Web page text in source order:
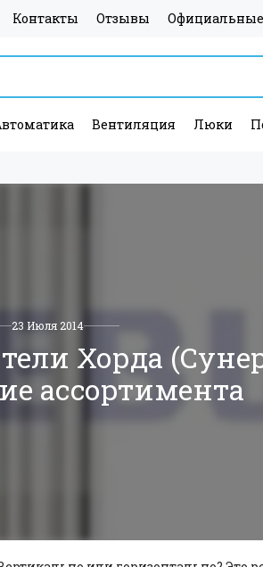
Контакты Отзывы
Вентиляция Люки
23 Июля 2014
Хорда
ассортимента